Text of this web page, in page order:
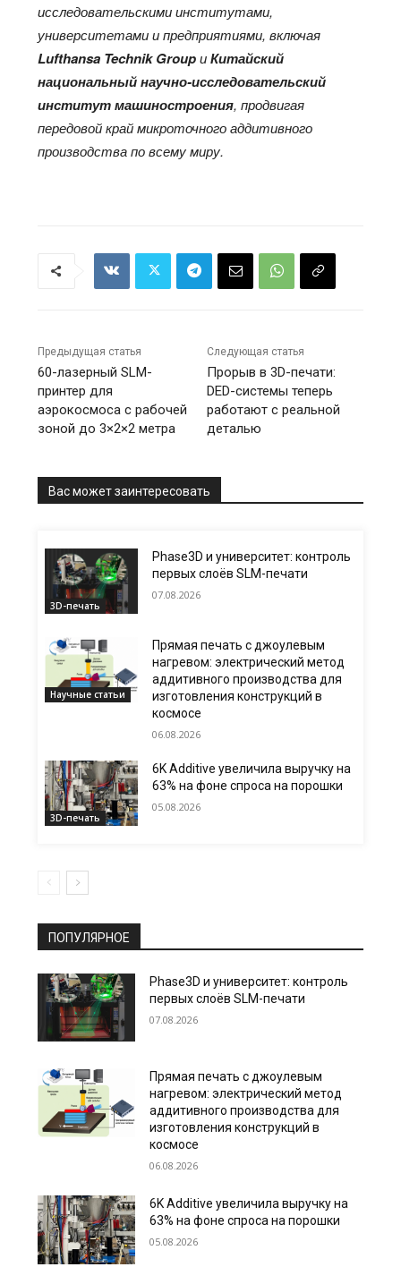
исследовательскими институтами,
университетами и предприятиями, включая
Lufthansa Technik GroupиКитайский
национальный научно-исследовательский
институт машиностроения, продвигая
передовой край микроточного аддитивного
производства по всему миру.
Предыдущая статья
60-лазерный SLM-
принтер для
аэрокосмоса с рабочей
зоной до 3×2×2 метра
Следующая статья
Прорыв в 3D-печати:
DED-системы теперь
работают с реальной
деталью
Вас может заинтересовать
3D-печать
Phase3D и университет: контроль
первых слоёв SLM-печати
07.08.2026
Научные статьи
Прямая печать с джоулевым
нагревом: электрический метод
аддитивного производства для
изготовления конструкций в
космосе
06.08.2026
3D-печать
6K Additive увеличила выручку на
63% на фоне спроса на порошки
05.08.2026
ПОПУЛЯРНОЕ
Phase3D и университет: контроль
первых слоёв SLM-печати
07.08.2026
Прямая печать с джоулевым
нагревом: электрический метод
аддитивного производства для
изготовления конструкций в
космосе
06.08.2026
6K Additive увеличила выручку на
63% на фоне спроса на порошки
05.08.2026